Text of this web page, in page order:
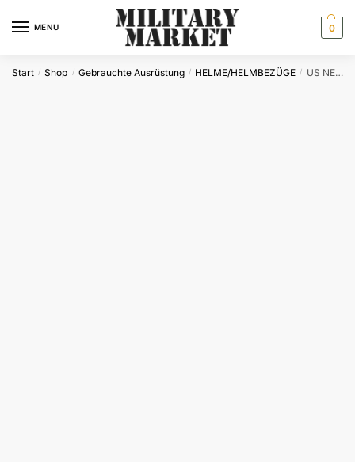
MENU 0
Start / Shop / Gebrauchte Ausrüstung / HELME/HELMBEZÜGE / US NECK BAND A.A. F.LINER M1 NEUW.